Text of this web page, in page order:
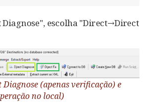
Diagnose", escolha "Direct→Direct
(apenas verificação) e
no local)